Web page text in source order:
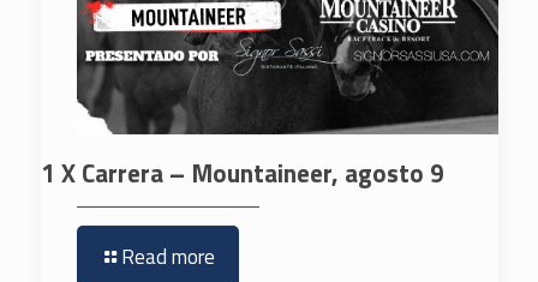
1 X Carrera – Mountaineer, agosto 9
Read more